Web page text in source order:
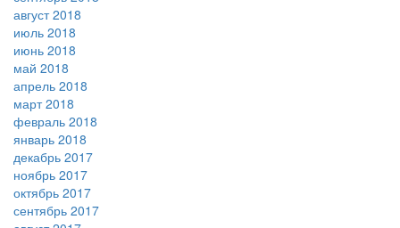
август 2018
июль 2018
июнь 2018
май 2018
апрель 2018
март 2018
февраль 2018
январь 2018
декабрь 2017
ноябрь 2017
октябрь 2017
сентябрь 2017